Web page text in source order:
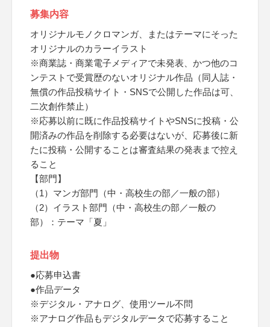
募集内容
オリジナルモノクロマンガ、またはテーマにそった
オリジナルのカラーイラスト
※商業誌・商業電子メディアで未発表、かつ他のコ
ンテストで受賞歴のないオリジナル作品（同人誌・
無償の作品投稿サイト・SNSで公開した作品は可、
二次創作禁止）
※応募以前に既に作品投稿サイトやSNSに投稿・公
開済みの作品を削除する必要はないが、応募後に新
たに投稿・公開することは審査結果の発表まで控え
ること
【部門】
（1）マンガ部門（中・高校生の部／一般の部）
（2）イラスト部門（中・高校生の部／一般の
部）：テーマ「夏」
提出物
●応募申込書
●作品データ
※デジタル・アナログ、使用ツール不問
※アナログ作品もデジタルデータで応募すること